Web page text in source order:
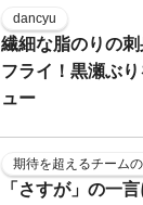
dancyu
繊細な脂のりの
フライ！黒瀬ぶ
ュー
期待を超えるチーム
「さすが」の一